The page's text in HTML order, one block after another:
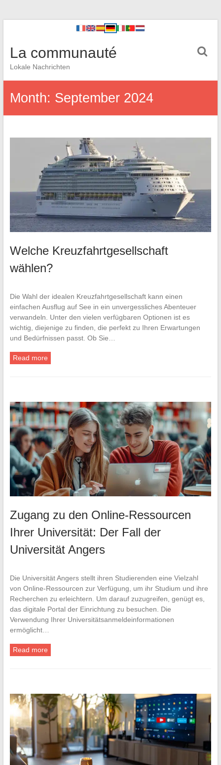
La communauté
Lokale Nachrichten
Month: September 2024
Welche Kreuzfahrtgesellschaft
wählen?
Die Wahl der idealen Kreuzfahrtgesellschaft kann einen
einfachen Ausflug auf See in ein unvergessliches Abenteuer
verwandeln. Unter den vielen verfügbaren Optionen ist es
wichtig, diejenige zu finden, die perfekt zu Ihren Erwartungen
und Bedürfnissen passt. Ob Sie…
Read more
Zugang zu den Online-Ressourcen
Ihrer Universität: Der Fall der
Universität Angers
Die Universität Angers stellt ihren Studierenden eine Vielzahl
von Online-Ressourcen zur Verfügung, um ihr Studium und ihre
Recherchen zu erleichtern. Um darauf zuzugreifen, genügt es,
das digitale Portal der Einrichtung zu besuchen. Die
Verwendung Ihrer Universitätsanmeldeinformationen
ermöglicht…
Read more